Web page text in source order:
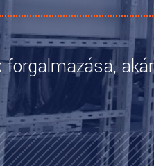
forgalmazása,